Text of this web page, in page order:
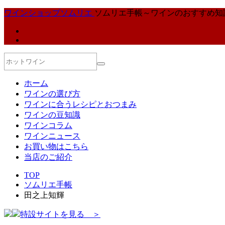
ワインショップソムリエ ソムリエ手帳～ワインのおすすめ知
ホーム
ワインの選び方
ワインに合うレシピとおつまみ
ワインの豆知識
ワインコラム
ワインニュース
お買い物はこちら
当店のご紹介
TOP
ソムリエ手帳
田之上知輝
特設サイトを見る ＞